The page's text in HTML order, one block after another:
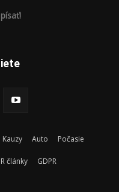
Kauzy Auto Počasie
články GDPR